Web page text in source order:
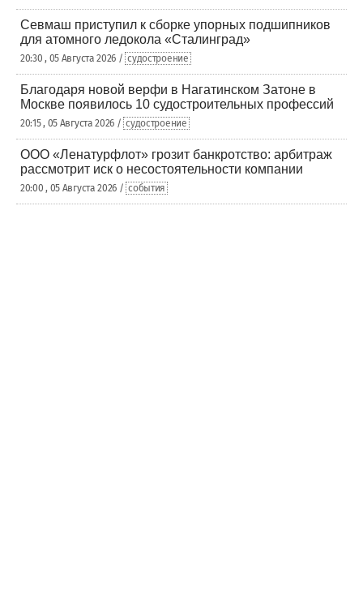
Севмаш приступил к сборке упорных подшипников
для атомного ледокола «Сталинград»
20:30 , 05 Августа 2026 / судостроение
Благодаря новой верфи в Нагатинском Затоне в
Москве появилось 10 судостроительных профессий
20:15 , 05 Августа 2026 / судостроение
ООО «Ленатурфлот» грозит банкротство: арбитраж
рассмотрит иск о несостоятельности компании
20:00 , 05 Августа 2026 / события